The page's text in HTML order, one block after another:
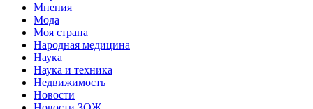
Мнения
Мода
Моя страна
Народная медицина
Наука
Наука и техника
Недвижимость
Новости